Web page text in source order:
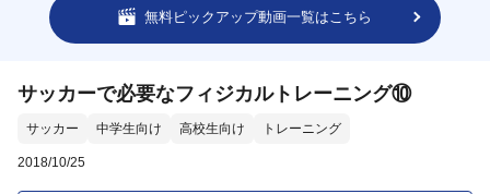
無料ピックアップ動画一覧はこちら
サッカーで必要なフィジカルトレーニング⑩
サッカー 中学生向け 高校生向け トレーニング
2018/10/25